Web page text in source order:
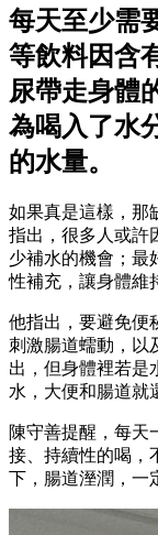
每天至少需
等飲料因含
尿帶走身體
為喝入了水
的水量。
如果真是這樣，那
指出，很多人或許
少補水的機會；最
性補充，讓身體維
他指出，要避免便
刺激腸道蠕動，以
出，但身體裡若是
水，大便和腸道就
陳守善提醒，每天
接、持續性的喝，
下，腸道溼潤，一